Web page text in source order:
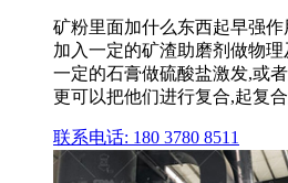
矿粉里面加什么东西起早强
加入一定的矿渣助磨剂做物
一定的石膏做硫酸盐激发,或
更可以把他们进行复合,起复
联系电话: 180 3780 8511